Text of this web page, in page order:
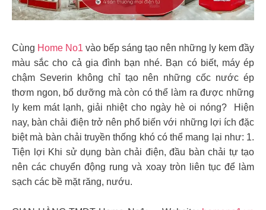
Cùng Home No1 vào bếp sáng tạo nên những ly kem đầy
màu sắc cho cả gia đình bạn nhé. Bạn có biết, máy ép
chậm Severin không chỉ tạo nên những cốc nước ép
thơm ngon, bổ dưỡng mà còn có thể làm ra được những
ly kem mát lạnh, giải nhiệt cho ngày hè oi nóng? Hiện
nay, bàn chải điện trở nên phổ biến với những lợi ích đặc
biệt mà bàn chải truyền thống khó có thể mang lại như: 1.
Tiện lợi Khi sử dụng bàn chải điện, đầu bàn chải tự tạo
nên các chuyển động rung và xoay tròn liên tục để làm
sạch các bề mặt răng, nướu.